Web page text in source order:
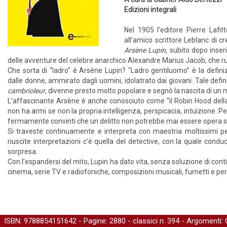
Edizioni integrali
Nel 1905 l’editore Pierre
all’amico scrittore Leblanc di
Arsène Lupin, subito dopo
delle avventure del celebre anarchico Alexandre Marius Jacob, che
Che sorta di “ladro” è Arsène Lupin? “Ladro gentiluomo” è la
dalle donne, ammirato dagli uomini, idolatrato dai giovani. Tale
cambrioleur, divenne presto molto popolare e segnò la nascita di
L’affascinante Arsène è anche conosciuto come “il Robin Hood
non ha armi se non la propria intelligenza, perspicacia, intuizione.
fermamente convinti che un delitto non potrebbe mai essere opera
Si traveste continuamente e interpreta con maestria moltissimi
riuscite interpretazioni c’è quella del detective, con la quale
sorpresa.
Con l’espandersi del mito, Lupin ha dato vita, senza soluzione di
cinema, serie TV e radiofoniche, composizioni musicali, fumetti e
ISBN: 9788854151642 - Pagine: 2880 - classici n. 394 - Argomenti: